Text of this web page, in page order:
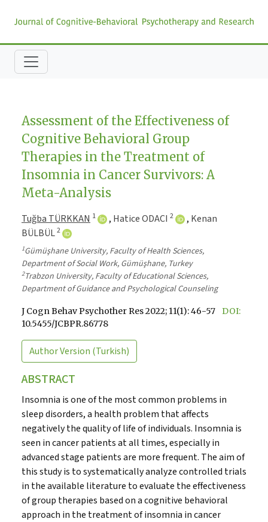
Assessment of the Effectiveness of
Cognitive Behavioral Group
Therapies in the Treatment of
Insomnia in Cancer Survivors: A
Meta-Analysis
Tuğba TÜRKKAN 1 , Hatice ODACI 2 , Kenan
BÜLBÜL2
1Gümüşhane University, Faculty of Health Sciences,
Department of Social Work, Gümüşhane, Turkey
2Trabzon University, Faculty of Educational Sciences,
Department of Guidance and Psychological Counseling
J Cogn Behav Psychother Res 2022; 11(1): 46-57
DOI:
10.5455/JCBPR.86778
Author Version (Turkish)
ABSTRACT
Insomnia is one of the most common problems in
sleep disorders, a health problem that affects
negatively the quality of life of individuals. Insomnia is
seen in cancer patients at all times, especially in
advanced stage patients are more frequent. The aim of
this study is to systematically analyze controlled trials
in the available literature to evaluate the effectiveness
of group therapies based on a cognitive behavioral
approach in the treatment of insomnia in cancer